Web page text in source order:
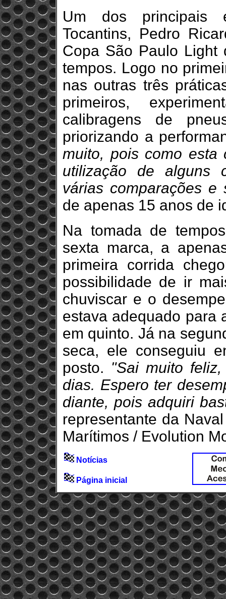
Um dos principais
Tocantins, Pedro
Copa São Paulo Light
tempos. Logo no
nas outras três
primeiros,
calibragens de
priorizando a
muito, pois como esta
utilização de alguns
várias comparações e
de apenas 15 anos de
Na tomada de
sexta marca, a
primeira corrida
possibilidade de ir
chuviscar e o
estava adequado para
em quinto. Já na
seca, ele conseguiu
posto. "Sai muito
dias. Espero ter
diante, pois adquiri
representante da
Marítimos / Evolution
Notícias
Página inicial